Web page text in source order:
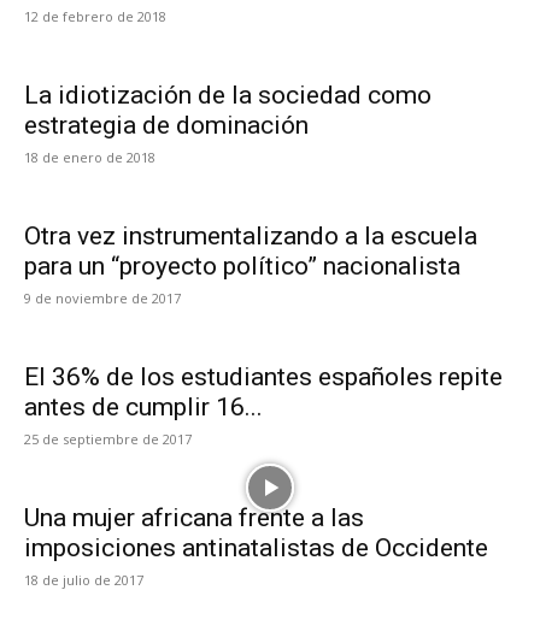
12 de febrero de 2018
La idiotización de la sociedad como
estrategia de dominación
18 de enero de 2018
Otra vez instrumentalizando a la escuela
para un “proyecto político” nacionalista
9 de noviembre de 2017
El 36% de los estudiantes españoles repite
antes de cumplir 16...
25 de septiembre de 2017
Una mujer africana frente a las
imposiciones antinatalistas de Occidente
18 de julio de 2017